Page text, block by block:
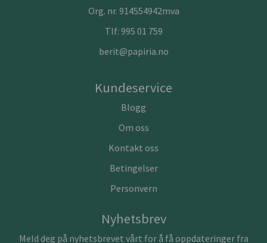
Org. nr. 914554942mva
Tlf: 995 01 759
berit@papiria.no
Kundeservice
Blogg
Om oss
Kontakt oss
Betingelser
Personvern
Nyhetsbrev
Meld deg på nyhetsbrevet vårt for å få oppdateringer fra